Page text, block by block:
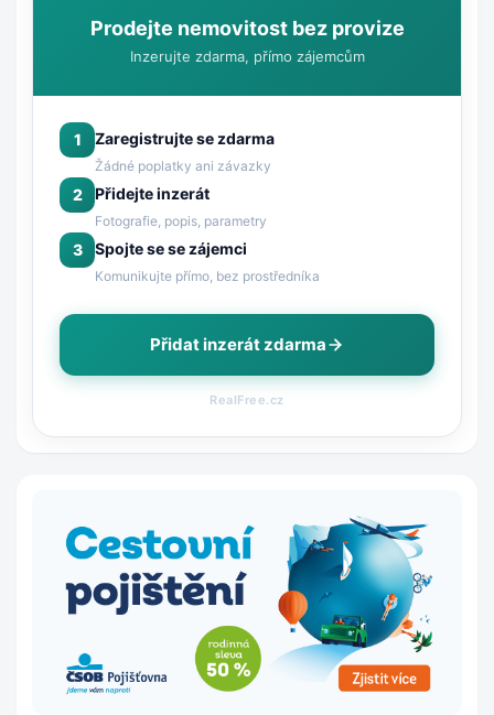
Prodejte nemovitost bez provize
Inzerujte zdarma, přímo zájemcům
1 Zaregistrujte se zdarma
Žádné poplatky ani závazky
2 Přidejte inzerát
Fotografie, popis, parametry
3 Spojte se se zájemci
Komunikujte přímo, bez prostředníka
Přidat inzerát zdarma
RealFree.cz